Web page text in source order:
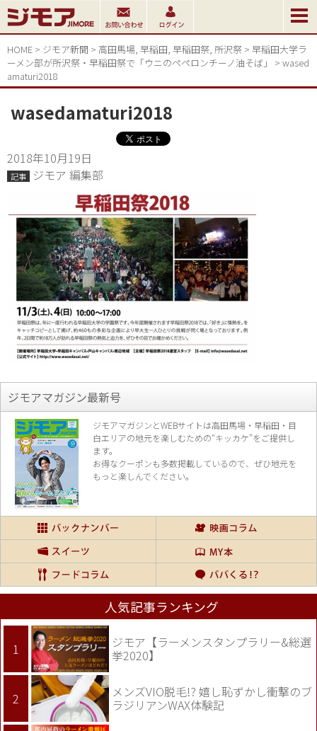
HOME > ジモア新聞 > 高田馬場, 早稲田, 早稲田祭, 所沢祭 > 早稲田大学ラ
ーメン部が所沢祭・早稲田祭で「ウニのペペロンチーノ油そば」
> wased
amaturi2018
wasedamaturi2018
2018年10月19日
記事 ジモア 編集部
ジモアマガジン最新号
ジモアマガジンとWEBサイトは高田馬場・早稲田・目
白エリアの地元を楽しむための“キッカケ”をご提供し
ます。
お得なクーポンも多数掲載しているので、 ぜひ地元を
もっと楽しんでください。
人気記事ランキング
ジモア【ラーメンスタンプラリー&総選
挙2020】
メンズVIO脱毛!? 嬉し恥ずかし衝撃のブ
ラジリアンWAX体験記